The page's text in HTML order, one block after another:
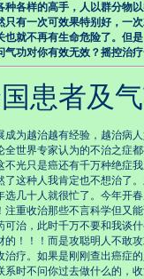
各样的高手，人以群分物
有一次可效果特别好，一
就不再有生命危险了。但
功对你有效无效？摇控治
者及气
为越治越有经验，越治病
世界专家认为的不治之症
光只是癌还有千万种绝症
这种人我肯定也不想治了
几十人就很忙了。今年开
注重收治那些不言科学但又
治，此时千万不要和我谈
！！！而是攻聪明人不敢
疗。如果是刚刚查出癌症
时不问你过去做什么的，